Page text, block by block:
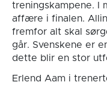
treningskampene. I
affære i finalen.
fremfor alt skal
går. Svenskene er
dette blir en stor
Erlend Aam i